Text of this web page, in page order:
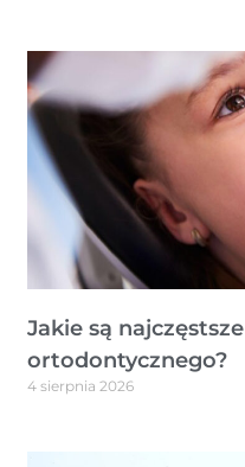
Jakie są
ortodontycznego?
4 sierpnia 2026